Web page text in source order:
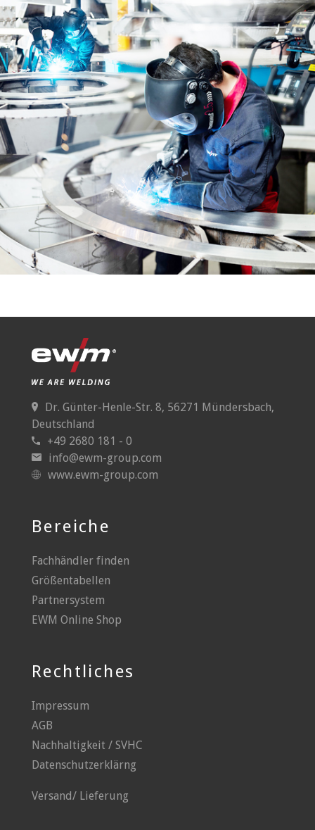
Dr. Günter-Henle-Str. 8, 56271 Mündersbach,
Deutschland
+49 2680 181 - 0
info@ewm-group.com
www.ewm-group.com
Bereiche
Fachhändler finden
Größentabellen
Partnersystem
EWM Online Shop
Rechtliches
Impressum
AGB
Nachhaltigkeit / SVHC
Datenschutzerklärng
Versand/ Lieferung